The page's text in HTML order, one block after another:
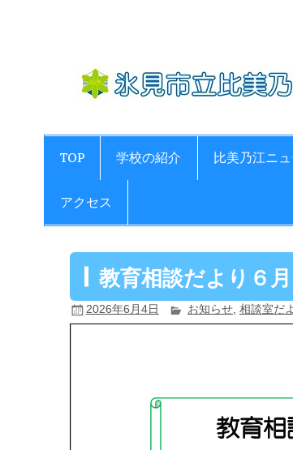
TOP 学校の紹介 比美乃江ニ
アクセス
教育相談だより６月
2026年6月4日 お知らせ, 相談室だ